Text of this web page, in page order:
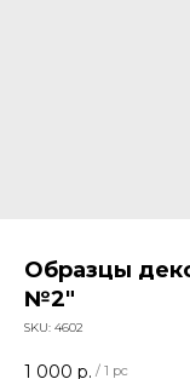
Образцы
№2"
SKU: 4602
1 000 р. / 1 pc